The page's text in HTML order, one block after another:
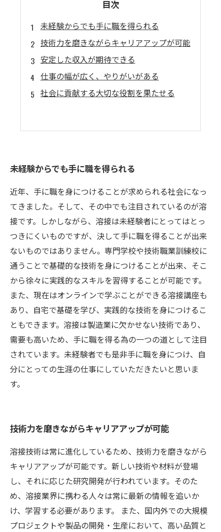
目次
未経験からでも手に職を得られる
技術力を磨きながらキャリアアップが可能
安定した収入が期待できる
仕事の幅が広く、やりがいがある
社会に貢献する大切な役割を果たせる
未経験からでも手に職を得られる
近年、手に職を身につけることが求められる社会になっ
てきました。そして、その中でも注目されているのが溶
接です。しかしながら、溶接は未経験者にとってはとっ
つきにくいものですが、決して手に職を得ることが出来
ないものではありません。専門学校や技術職業訓練校に
通うことで基礎的な技術を身につけることが出来、そこ
から徐々に実践的なスキルを習得することが可能です。
また、現在はオンラインで学ぶことができる溶接講座も
あり、自宅で基礎を学び、実践的な技術を身につけるこ
ともできます。溶接は製造業に欠かせない技術であり、
需要も高いため、手に職を得る為の一つの道として注目
されています。未経験者でも是非手に職を身につけ、自
分にとっての生涯の仕事にしていただきたいと思いま
す。
技術力を磨きながらキャリアアップが可能
溶接技術は常に進化しているため、技術力を磨きながら
キャリアアップが可能です。新しい技術や材料が登場
し、それに応じた研究開発が行われています。そのた
め、溶接業界に携わる人々は常に最新の情報を追いか
け、学習する必要があります。 また、国内外での大規模
プロジェクトや製品の開発・生産において、高い品質と